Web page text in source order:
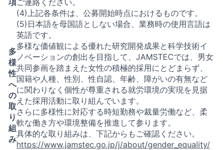
(4)上記各条件は、公募開始時点におけるものです。
(5)日本語を母国語としない場合、業務時の使用言語は
英語です。
多
様
性
へ
の
取
り
組
み
多様な価値観による優れた研究開発成果と科学技術イ
ノベーションの創出を目指して、JAMSTECでは、男女
共同参画を踏まえた女性の積極的採用にとどまらず、
国籍や人種、性別、性自認、年齢、障がいの有無など
に関わりなく個性が尊重される就労環境の実現を見据
えた採用活動に取り組んでいます。
さらに多様性に対応する時短勤務や裁量労働など、柔
軟な働き方や環境整備を推進して参ります。
具体的な取り組みは、下記からもご確認ください。
https://www.jamstec.go.jp/j/about/gender_equality/